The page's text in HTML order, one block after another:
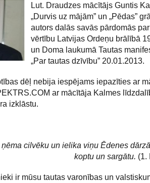
Lut. Draudzes mācītājs Guntis
„Durvis uz mājām” un „Pēdas”
autors dalās savās pārdomās
vērtību Latvijas Ordeņu brālībā
un Doma laukumā Tautas
„Par tautas dzīvību” 20.01.2013.
dēļ nebija iespējams iepazīties ar
ar mācītāja Kalmes
izklāstu.
cilvēku un ielika viņu Ēdenes
koptu un sargātu. (1.
ir mūsu tautas varonības un